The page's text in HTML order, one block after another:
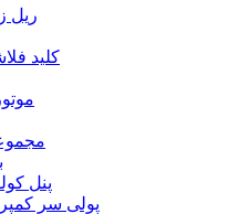
ریل
کلید
پنل
پولی سر